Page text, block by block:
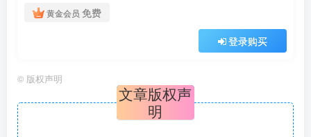
黄金会员 免费
登录购买
© 版权声明
文章版权声
明